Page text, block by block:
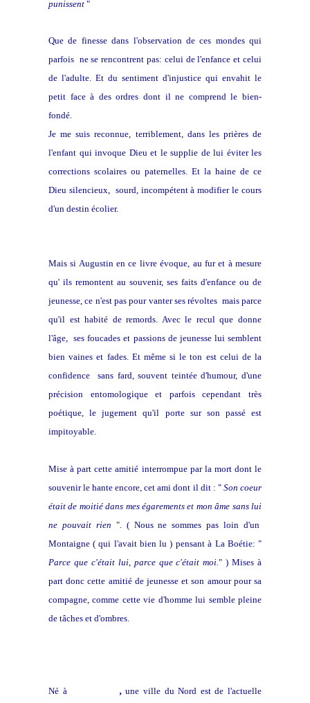
punissent "
Que de finesse dans l'observation de ces mondes qui
parfois ne se rencontrent pas: celui de l'enfance et celui
de l'adulte. Et du sentiment d'injustice qui envahit le
petit face à des ordres dont il ne comprend le bien-
fondé.
Je me suis reconnue, terriblement, dans les prières de
l'enfant qui invoque Dieu et le supplie de lui éviter les
corrections scolaires ou paternelles. Et la haine de ce
Dieu silencieux, sourd, incompétent à modifier le cours
d'un destin écolier.
Mais si Augustin en ce livre évoque, au fur et à mesure
qu' ils remontent au souvenir, ses faits d'enfance ou de
jeunesse, ce n'est pas pour vanter ses révoltes mais parce
qu'il est habité de remords. Avec le recul que donne
l'âge, ses foucades et passions de jeunesse lui semblent
bien vaines et fades. Et même si le ton est celui de la
confidence sans fard, souvent teintée d'humour, d'une
précision entomologique et parfois cependant très
poétique, le jugement qu'il porte sur son passé est
impitoyable.
Mise à part cette amitié interrompue par la mort dont le
souvenir le hante encore, cet ami dont il dit : " Son coeur
était de moitié dans mes égarements et mon âme sans lui
ne pouvait rien ". ( Nous ne sommes pas loin d'un
Montaigne ( qui l'avait bien lu ) pensant à La Boétie: "
Parce que c'était lui, parce que c'était moi." ) Mises à
part donc cette amitié de jeunesse et son amour pour sa
compagne, comme cette vie d'homme lui semble pleine
de tâches et d'ombres.
Né à , une ville du Nord est de l'actuelle